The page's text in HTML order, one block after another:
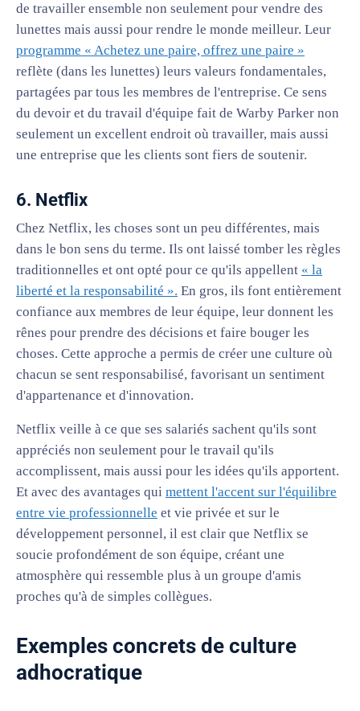
de travailler ensemble non seulement pour vendre des
lunettes mais aussi pour rendre le monde meilleur. Leur
programme « Achetez une paire, offrez une paire »
reflète (dans les lunettes) leurs valeurs fondamentales,
partagées par tous les membres de l'entreprise. Ce sens
du devoir et du travail d'équipe fait de Warby Parker non
seulement un excellent endroit où travailler, mais aussi
une entreprise que les clients sont fiers de soutenir.
6. Netflix
Chez Netflix, les choses sont un peu différentes, mais
dans le bon sens du terme. Ils ont laissé tomber les règles
traditionnelles et ont opté pour ce qu'ils appellent « la
liberté et la responsabilité ». En gros, ils font entièrement
confiance aux membres de leur équipe, leur donnent les
rênes pour prendre des décisions et faire bouger les
choses. Cette approche a permis de créer une culture où
chacun se sent responsabilisé, favorisant un sentiment
d'appartenance et d'innovation.
Netflix veille à ce que ses salariés sachent qu'ils sont
appréciés non seulement pour le travail qu'ils
accomplissent, mais aussi pour les idées qu'ils apportent.
Et avec des avantages qui mettent l'accent sur l'équilibre
entre vie professionnelle et vie privée et sur le
développement personnel, il est clair que Netflix se
soucie profondément de son équipe, créant une
atmosphère qui ressemble plus à un groupe d'amis
proches qu'à de simples collègues.
Exemples concrets de culture
adhocratique